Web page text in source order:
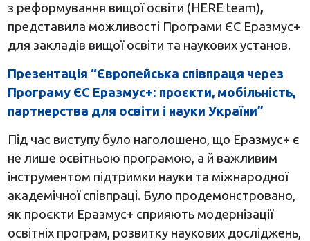
з реформування вищої освіти (HERE team),
представила можливості Програми ЄС Еразмус+
для закладів вищої освіти та наукових установ.
Презентація “Європейська співпраця через
Програму ЄС Еразмус+: проєкти, мобільність,
партнерства для освіти і науки України”
Під час виступу було наголошено, що Еразмус+ є
не лише освітньою програмою, а й важливим
інструментом підтримки науки та міжнародної
академічної співпраці. Було продемонстровано,
як проєкти Еразмус+ сприяють модернізації
освітніх програм, розвитку наукових досліджень,